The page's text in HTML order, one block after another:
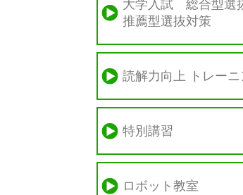
大学入試 総合型選
推薦型選抜対策
読解力向上 トレーニ
特別講習
ロボット教室